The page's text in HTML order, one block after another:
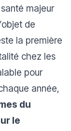
majeur
de
la première
chez les
pour
année,
du
le